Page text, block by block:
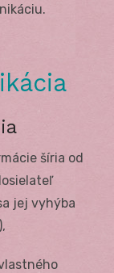
šíria od
jej vyhýba